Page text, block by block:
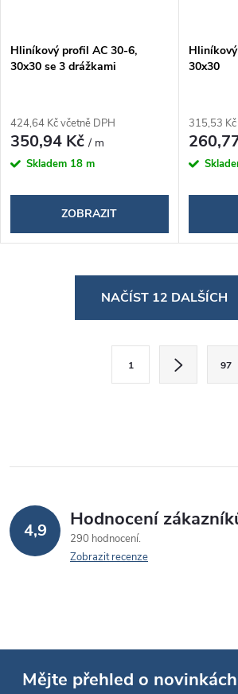
Hliníkový profil AC 30-6,
30x30 se 3 drážkami
424,64 Kč včetně DPH
350,94 Kč/ m
Skladem 18 m
ZOBRAZIT
30x30
315,53
c
p
r
NAČÍST 12 DALŠÍCH
k
v
á
n
1 97
4,9 Hodnocení
290 hodnocení
Zobrazit recenze
Mějte přehled o